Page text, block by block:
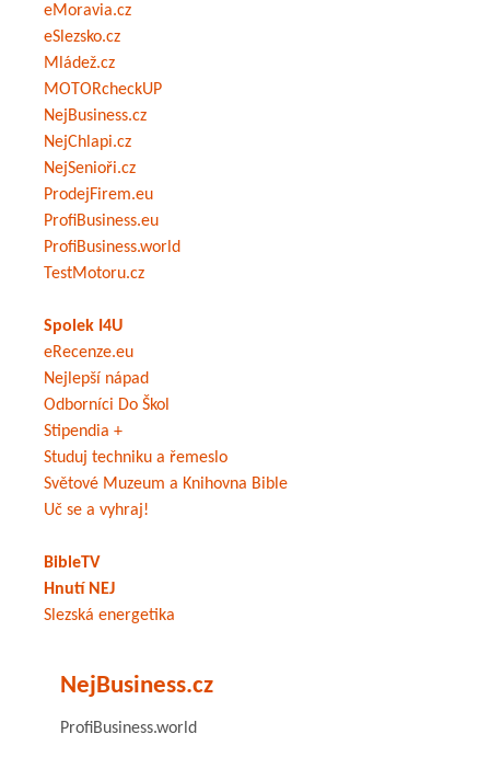
eMoravia.cz
eSlezsko.cz
Mládež.cz
MOTORcheckUP
NejBusiness.cz
NejChlapi.cz
NejSenioři.cz
ProdejFirem.eu
ProfiBusiness.eu
ProfiBusiness.world
TestMotoru.cz
Spolek I4U
eRecenze.eu
Nejlepší nápad
Odborníci Do Škol
Stipendia +
Studuj techniku a řemeslo
Světové Muzeum a Knihovna Bible
Uč se a vyhraj!
BibleTV
Hnutí NEJ
Slezská energetika
NejBusiness.cz
ProfiBusiness.world